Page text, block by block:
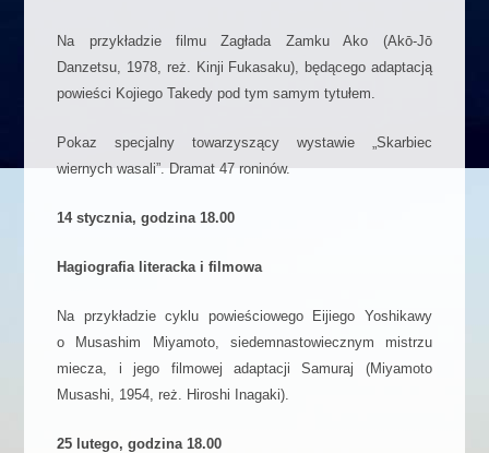
Na przykładzie filmu Zagłada Zamku Ako (Akō-Jō
Danzetsu, 1978, reż. Kinji Fukasaku), będącego adaptacją
powieści Kojiego Takedy pod tym samym tytułem.
Pokaz specjalny towarzyszący wystawie „Skarbiec
wiernych wasali”. Dramat 47 roninów.
14 stycznia, godzina 18.00
Hagiografia literacka i filmowa
Na przykładzie cyklu powieściowego Eijiego Yoshikawy
o Musashim Miyamoto, siedemnastowiecznym mistrzu
miecza, i jego filmowej adaptacji Samuraj (Miyamoto
Musashi, 1954, reż. Hiroshi Inagaki).
25 lutego, godzina 18.00